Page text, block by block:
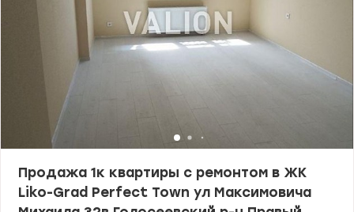
Продажа 1к квартиры с ремонтом в ЖК
Liko-Grad Perfect Town ул Максимовича